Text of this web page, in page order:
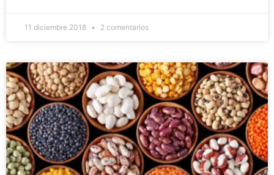
11 diciembre 2018 2 comentarios